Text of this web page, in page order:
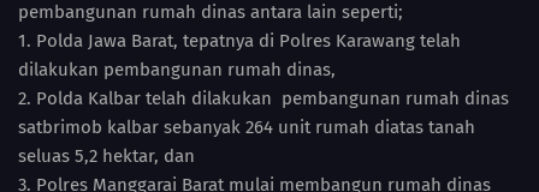
pembangunan rumah dinas antara lain seperti;
1. Polda Jawa Barat, tepatnya di Polres Karawang telah
dilakukan pembangunan rumah dinas,
2. Polda Kalbar telah dilakukan pembangunan rumah dinas
satbrimob kalbar sebanyak 264 unit rumah diatas tanah
seluas 5,2 hektar, dan
3. Polres Manggarai Barat mulai membangun rumah dinas